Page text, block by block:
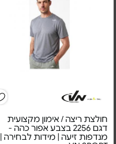
חולצת ריצה / אימון מקצועית
דגם 2256 בצבע אפור כהה -
מנדפות זיעה | מידות לבחירה |